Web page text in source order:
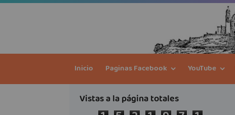
Inicio Paginas Facebook YouTube
Vistas a la página totales